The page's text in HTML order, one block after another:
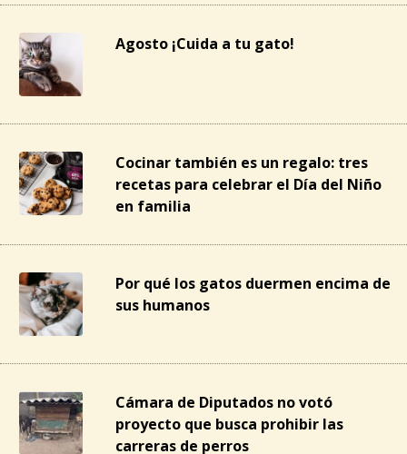
Agosto ¡Cuida a tu gato!
Cocinar también es un regalo: tres
recetas para celebrar el Día del Niño
en familia
Por qué los gatos duermen encima de
sus humanos
Cámara de Diputados no votó
proyecto que busca prohibir las
carreras de perros